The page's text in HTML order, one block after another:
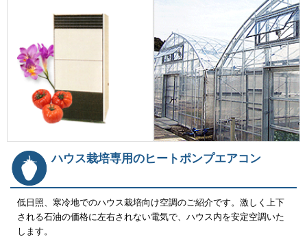
ハウス栽培専用のヒートポンプエアコン
低日照、寒冷地でのハウス栽培向け空調のご紹介です。激しく上下
される石油の価格に左右されない電気で、ハウス内を安定空調いた
します。